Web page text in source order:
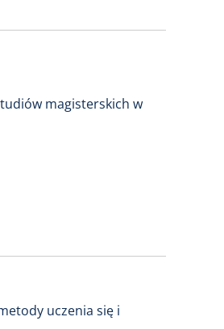
magisterskich w
uczenia się i